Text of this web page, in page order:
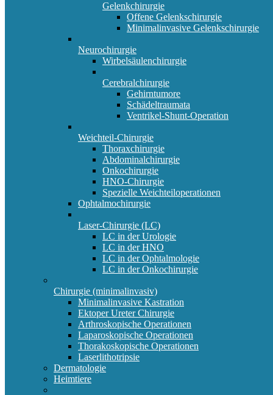
Gelenkchirurgie
Offene Gelenkschirurgie
Minimalinvasive Gelenkschirurgie
Neurochirurgie
Wirbelsäulenchirurgie
Cerebralchirurgie
Gehirntumore
Schädeltraumata
Ventrikel-Shunt-Operation
Weichteil-Chirurgie
Thoraxchirurgie
Abdominalchirurgie
Onkochirurgie
HNO-Chirurgie
Spezielle Weichteiloperationen
Ophtalmochirurgie
Laser-Chirurgie (LC)
LC in der Urologie
LC in der HNO
LC in der Ophtalmologie
LC in der Onkochirurgie
Chirurgie (minimalinvasiv)
Minimalinvasive Kastration
Ektoper Ureter Chirurgie
Arthroskopische Operationen
Laparoskopische Operationen
Thorakoskopische Operationen
Laserlithotripsie
Dermatologie
Heimtiere